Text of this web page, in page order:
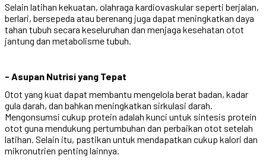
Selain latihan kekuatan, olahraga kardiovaskular seperti berjalan,
berlari, bersepeda atau berenang juga dapat meningkatkan daya
tahan tubuh secara keseluruhan dan menjaga kesehatan otot
jantung dan metabolisme tubuh.
- Asupan Nutrisi yang Tepat
Otot yang kuat dapat membantu mengelola berat badan, kadar
gula darah, dan bahkan meningkatkan sirkulasi darah.
Mengonsumsi cukup protein adalah kunci untuk sintesis protein
otot guna mendukung pertumbuhan dan perbaikan otot setelah
latihan. Selain itu, pastikan untuk mendapatkan cukup kalori dan
mikronutrien penting lainnya.